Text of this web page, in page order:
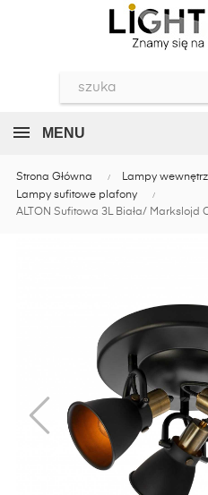
MENU
Strona Główna
Lampy
Lampy sufitowe plafony
ALTON Sufitowa 3L Biała/ Markslojd